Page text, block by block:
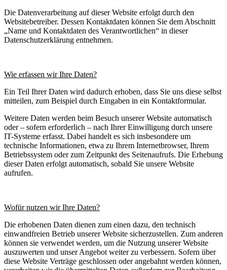
Die Datenverarbeitung auf dieser Website erfolgt durch den
Websitebetreiber. Dessen Kontaktdaten können Sie dem Abschnitt
„Name und Kontaktdaten des Verantwortlichen“ in dieser
Datenschutzerklärung entnehmen.
Wie erfassen wir Ihre Daten?
Ein Teil Ihrer Daten wird dadurch erhoben, dass Sie uns diese selbst
mitteilen, zum Beispiel durch Eingaben in ein Kontaktformular.
Weitere Daten werden beim Besuch unserer Website automatisch
oder – sofern erforderlich – nach Ihrer Einwilligung durch unsere
IT-Systeme erfasst. Dabei handelt es sich insbesondere um
technische Informationen, etwa zu Ihrem Internetbrowser, Ihrem
Betriebssystem oder zum Zeitpunkt des Seitenaufrufs. Die Erhebung
dieser Daten erfolgt automatisch, sobald Sie unsere Website
aufrufen.
Wofür nutzen wir Ihre Daten?
Die erhobenen Daten dienen zum einen dazu, den technisch
einwandfreien Betrieb unserer Website sicherzustellen. Zum anderen
können sie verwendet werden, um die Nutzung unserer Website
auszuwerten und unser Angebot weiter zu verbessern. Sofern über
diese Website Verträge geschlossen oder angebahnt werden können,